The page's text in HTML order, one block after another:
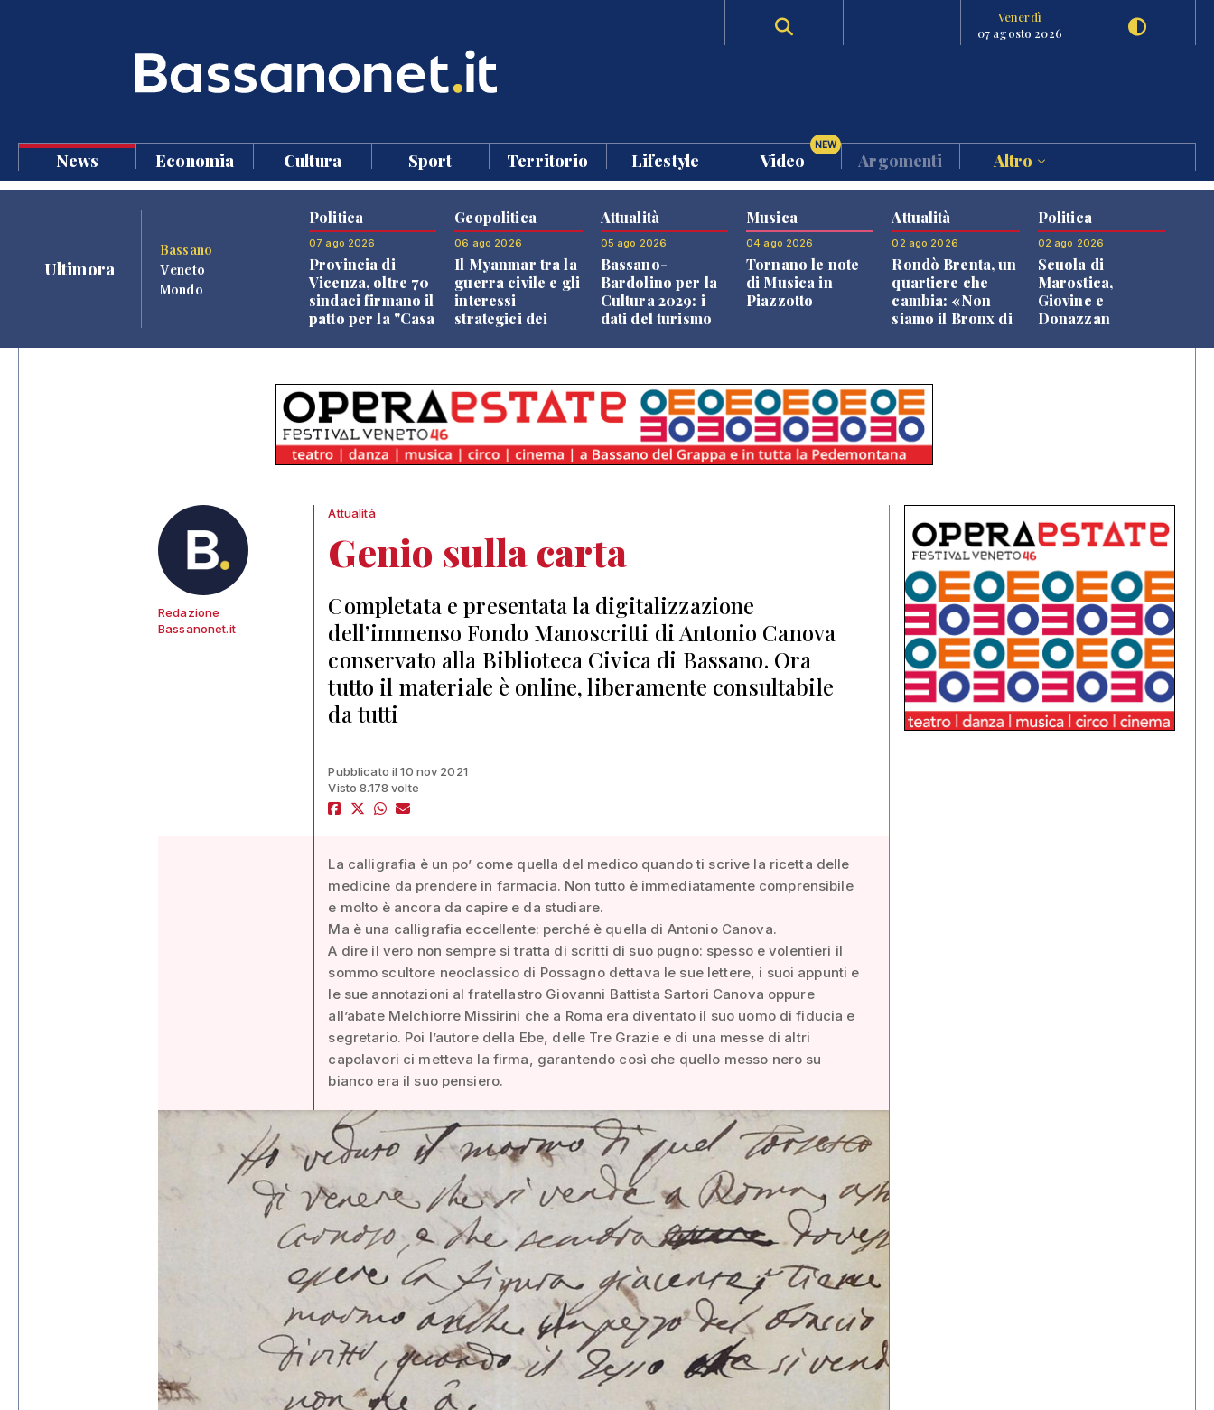
Venerdì
07 agosto 2026
News Economia Cultura Sport Territorio Lifestyle Video
NEW
Argomenti Altro
Ultimora
Bassano
Veneto
Mondo
Politica
07 ago 2026
Provincia di
Vicenza, oltre 70
sindaci firmano il
patto per la "Casa
Geopolitica
06 ago 2026
Il Myanmar tra la
guerra civile e gli
interessi
strategici dei
Attualità
05 ago 2026
Bassano-
Bardolino per la
Cultura 2029: i
dati del turismo
Musica
04 ago 2026
Tornano le note
di Musica in
Piazzotto
Attualità
02 ago 2026
Rondò Brenta, un
quartiere che
cambia: «Non
siamo il Bronx di
Politica
02 ago 2026
Scuola di
Marostica,
Giovine e
Donazzan
Redazione
Bassanonet.it
Attualità
Genio sulla carta
Completata e presentata la digitalizzazione
dell’immenso Fondo Manoscritti di Antonio Canova
conservato alla Biblioteca Civica di Bassano. Ora
tutto il materiale è online, liberamente consultabile
da tutti
Pubblicato il 10 nov 2021
Visto 8.178 volte
La calligrafia è un po’ come quella del medico quando ti scrive la ricetta delle
medicine da prendere in farmacia. Non tutto è immediatamente comprensibile
e molto è ancora da capire e da studiare.
Ma è una calligrafia eccellente: perché è quella di Antonio Canova.
A dire il vero non sempre si tratta di scritti di suo pugno: spesso e volentieri il
sommo scultore neoclassico di Possagno dettava le sue lettere, i suoi appunti e
le sue annotazioni al fratellastro Giovanni Battista Sartori Canova oppure
all’abate Melchiorre Missirini che a Roma era diventato il suo uomo di fiducia e
segretario. Poi l’autore della Ebe, delle Tre Grazie e di una messe di altri
capolavori ci metteva la firma, garantendo così che quello messo nero su
bianco era il suo pensiero.